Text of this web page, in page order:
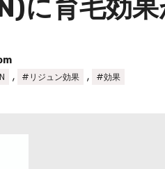
に育毛効
, #リジュン効果 , #効果